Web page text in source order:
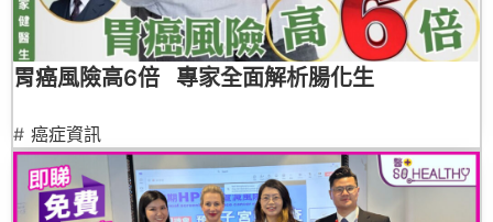
胃癌風險高6倍 專家全面解析腸化生
# 癌症資訊